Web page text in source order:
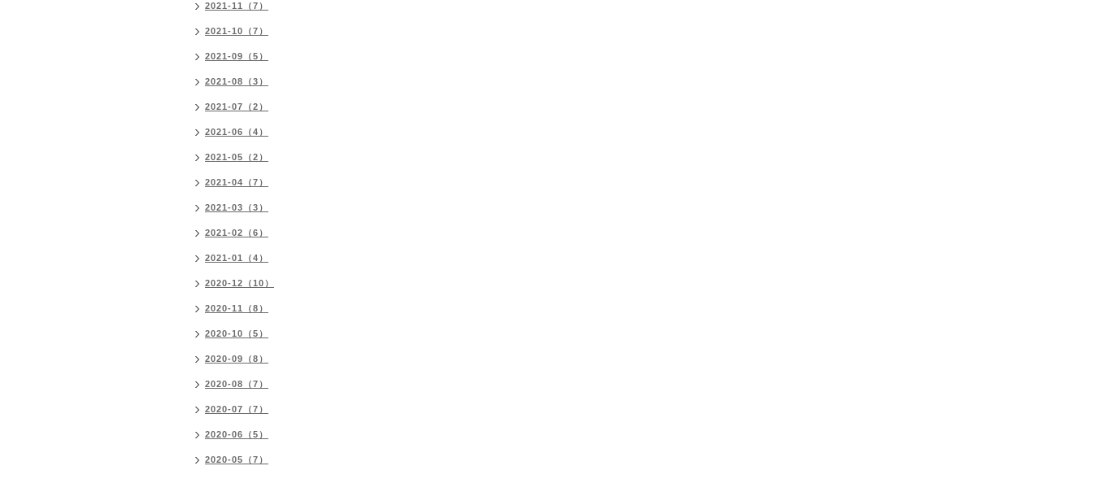
2021-11（7）
2021-10（7）
2021-09（5）
2021-08（3）
2021-07（2）
2021-06（4）
2021-05（2）
2021-04（7）
2021-03（3）
2021-02（6）
2021-01（4）
2020-12（10）
2020-11（8）
2020-10（5）
2020-09（8）
2020-08（7）
2020-07（7）
2020-06（5）
2020-05（7）